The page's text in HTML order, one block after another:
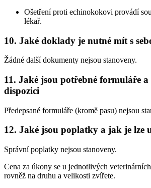
Ošetření proti echinokokovi provádí
lékař.
10. Jaké doklady je nutné mít s
Žádné další dokumenty nejsou stanoveny.
11. Jaké jsou potřebné formuláře
dispozici
Předepsané formuláře (kromě pasu) nejsou
12. Jaké jsou poplatky a jak je lze
Správní poplatky nejsou stanoveny.
Cena za úkony se u jednotlivých
rovněž na druhu a velikosti zvířete.